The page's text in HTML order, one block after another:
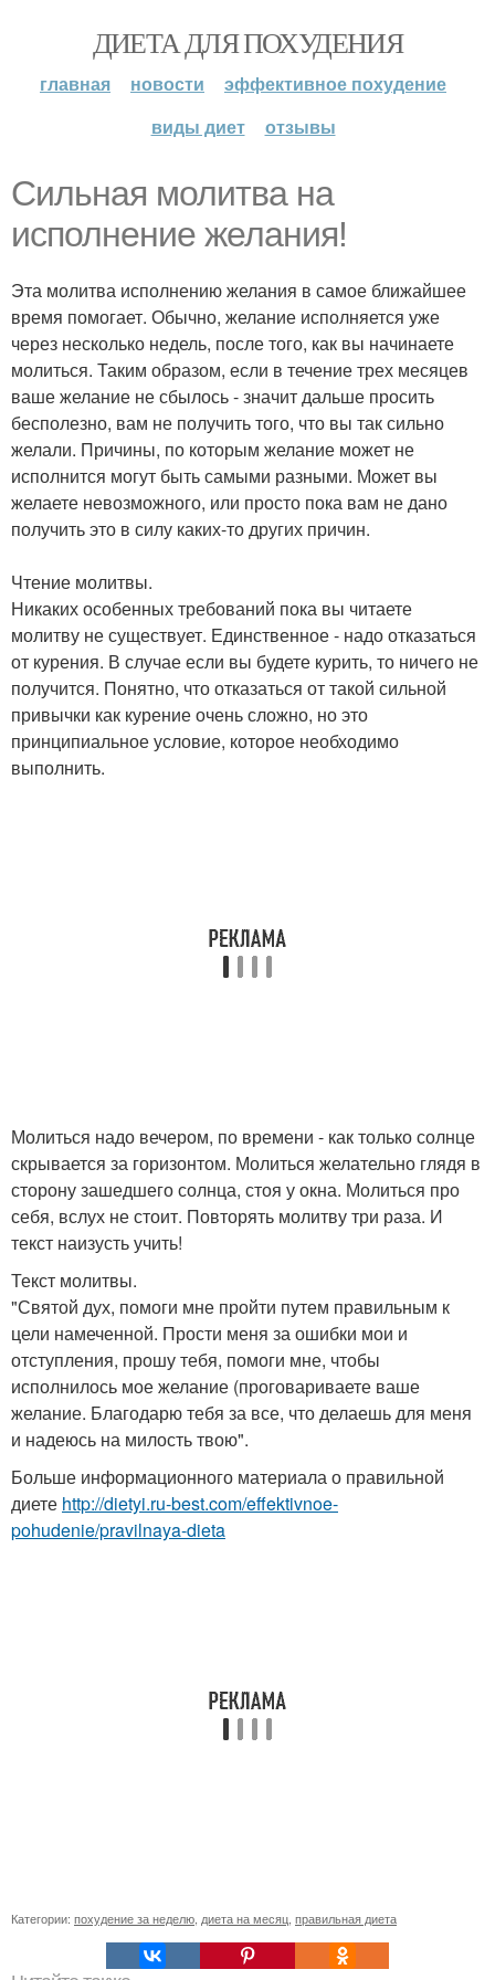
ДИЕТА ДЛЯ ПОХУДЕНИЯ
главная новости
эффективное похудение
виды диет
отзывы
Сильная молитва на
исполнение желания!
Эта молитва исполнению желания в самое ближайшее
время помогает. Обычно, желание исполняется уже
через несколько недель, после того, как вы начинаете
молиться. Таким образом, если в течение трех месяцев
ваше желание не сбылось - значит дальше просить
бесполезно, вам не получить того, что вы так сильно
желали. Причины, по которым желание может не
исполнится могут быть самыми разными. Может вы
желаете невозможного, или просто пока вам не дано
получить это в силу каких-то других причин.
Чтение молитвы.
Никаких особенных требований пока вы читаете
молитву не существует. Единственное - надо отказаться
от курения. В случае если вы будете курить, то ничего не
получится. Понятно, что отказаться от такой сильной
привычки как курение очень сложно, но это
принципиальное условие, которое необходимо
выполнить.
Молиться надо вечером, по времени - как только солнце
скрывается за горизонтом. Молиться желательно глядя в
сторону зашедшего солнца, стоя у окна. Молиться про
себя, вслух не стоит. Повторять молитву три раза. И
текст наизусть учить!
Текст молитвы.
"Святой дух, помоги мне пройти путем правильным к
цели намеченной. Прости меня за ошибки мои и
отступления, прошу тебя, помоги мне, чтобы
исполнилось мое желание (проговариваете ваше
желание. Благодарю тебя за все, что делаешь для меня
и надеюсь на милость твою".
Больше информационного материала о правильной
диете http://dietyi.ru-best.com/effektivnoe-
pohudenie/pravilnaya-dieta
Категории: похудение за неделю диета на месяц правильная диета